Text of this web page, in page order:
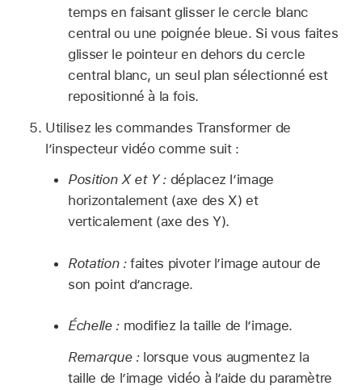
temps en faisant glisser le cercle blanc
central ou une poignée bleue. Si vous faites
glisser le pointeur en dehors du cercle
central blanc, un seul plan sélectionné est
repositionné à la fois.
Utilisez les commandes Transformer de
l’inspecteur vidéo comme suit :
Position X et Y : déplacez l’image
horizontalement (axe des X) et
verticalement (axe des Y).
Rotation :faites pivoter l’image autour de
son point d’ancrage.
Échelle :modifiez la taille de l’image.
Remarque : lorsque vous augmentez la
taille de l’image vidéo à l’aide du paramètre